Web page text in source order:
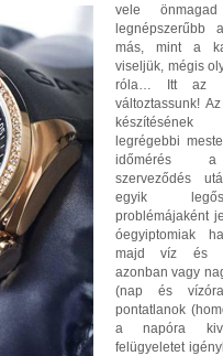
vele
legnépszerűbb
más, mint a
viseljük, mégis
róla… Itt az
változtassunk!
legrégebbi
időmérés a
szerveződés
egyik
problémájaként
óegyiptomiak
majd víz és
azonban vagy
(nap és
pontatlanok
a napóra
felügyeletet